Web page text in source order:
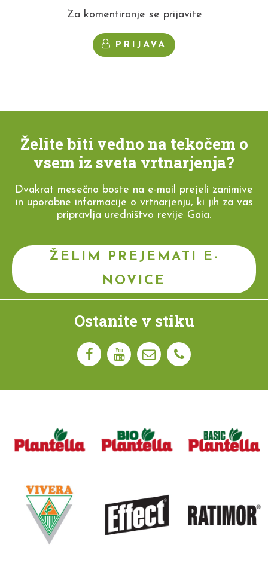
Za komentiranje se prijavite
PRIJAVA
Želite biti vedno na tekočem o
vsem iz sveta vrtnarjenja?
Dvakrat mesečno boste na e-mail prejeli zanimive
in uporabne informacije o vrtnarjenju, ki jih za vas
pripravlja uredništvo revije Gaia.
ŽELIM PREJEMATI E-
NOVICE
Ostanite v stiku